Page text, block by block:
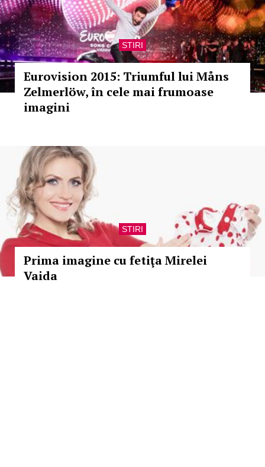
STIRI
Eurovision 2015: Triumful lui Måns
Zelmerlöw, în cele mai frumoase
imagini
STIRI
Prima imagine cu fetiţa Mirelei
Vaida